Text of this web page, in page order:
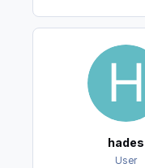
hades
User